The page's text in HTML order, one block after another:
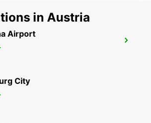
TERMINAL 3
- GERMANY
in Austria
Airport
City